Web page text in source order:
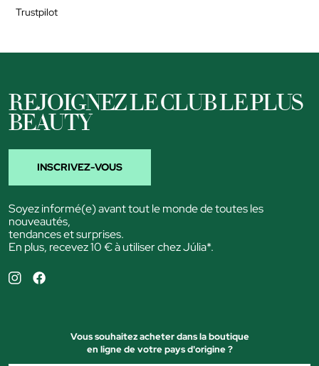
Trustpilot
REJOIGNEZ LE CLUB LE PLUS
BEAUTY
INSCRIVEZ-VOUS
Soyez informé(e) avant tout le monde de toutes les
nouveautés,
tendances et surprises.
En plus, recevez 10 € à utiliser chez Júlia*.
Vous souhaitez acheter dans la boutique
en ligne de votre pays d'origine ?